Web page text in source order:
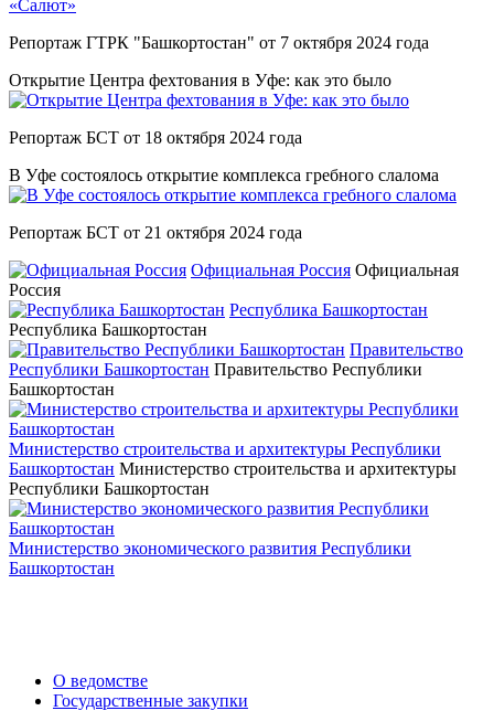
Репортаж ГТРК "Башкортостан" от 7 октября 2024 года
Открытие Центра фехтования в Уфе: как это было
Репортаж БСТ от 18 октября 2024 года
В Уфе состоялось открытие комплекса гребного слалома
Репортаж БСТ от 21 октября 2024 года
Официальная Россия Официальная
Россия
Республика Башкортостан
Республика Башкортостан
Правительство
Республики Башкортостан Правительство Республики
Башкортостан
Министерство строительства и архитектуры Республики
Башкортостан Министерство строительства и архитектуры
Республики Башкортостан
Министерство экономического развития Республики
Башкортостан
О ведомстве
Государственные закупки